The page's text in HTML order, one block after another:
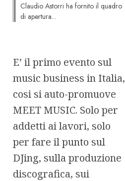
Claudio Astorri ha fornito il quadro
di apertura...
E’ il primo evento sul
music business in Italia,
cosi si auto-promuove
MEET MUSIC. Solo per
addetti ai lavori, solo
per fare il punto sul
DJing, sulla produzione
discografica, sui